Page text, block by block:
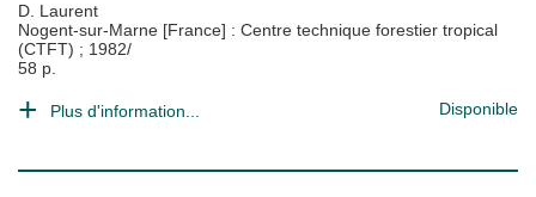
D. Laurent
Nogent-sur-Marne [France] : Centre technique forestier tropical
(CTFT) ; 1982/
58 p.
Plus d'information... Disponible